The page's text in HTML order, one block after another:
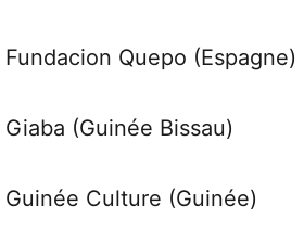
Fundacion Quepo (Espagne)
Giaba (Guinée Bissau)
Guinée Culture (Guinée)